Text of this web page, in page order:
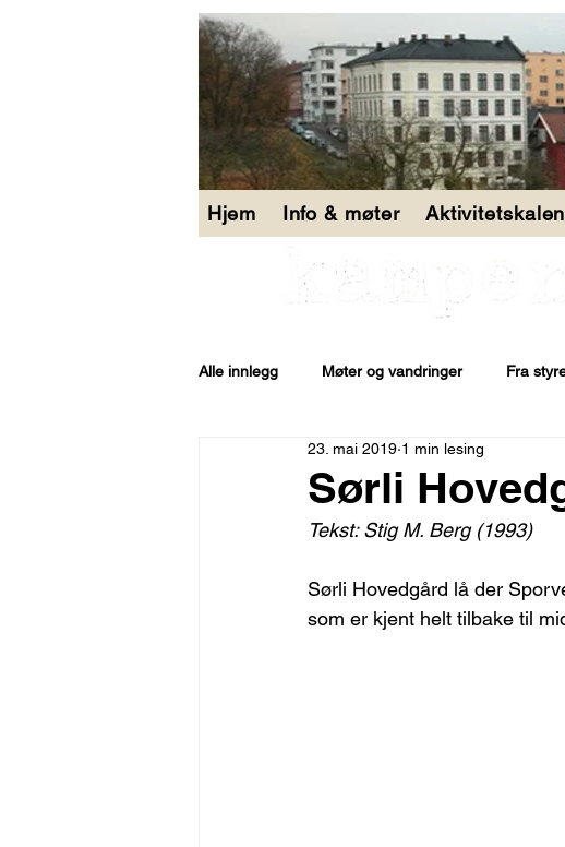
Hjem Info & møter
Alle innlegg Møter og vandringer Fra
Åpen bakgård
Sørli
23. mai 2019 1 min lesing
Tekst: Stig M. Berg (1993)
Sørli Hovedgård lå der
som er kjent helt tilbake til